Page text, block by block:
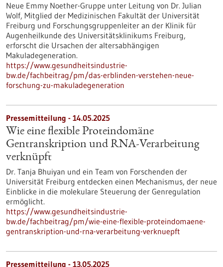
Neue Emmy Noether-Gruppe unter Leitung von Dr. Julian
Wolf, Mitglied der Medizinischen Fakultät der Universität
Freiburg und Forschungsgruppenleiter an der Klinik für
Augenheilkunde des Universitätsklinikums Freiburg,
erforscht die Ursachen der altersabhängigen
Makuladegeneration.
https://www.gesundheitsindustrie-
bw.de/fachbeitrag/pm/das-erblinden-verstehen-neue-
forschung-zu-makuladegeneration
Pressemitteilung - 14.05.2025
Wie eine flexible Proteindomäne
Gentranskription und RNA-Verarbeitung
verknüpft
Dr. Tanja Bhuiyan und ein Team von Forschenden der
Universität Freiburg entdecken einen Mechanismus, der neue
Einblicke in die molekulare Steuerung der Genregulation
ermöglicht.
https://www.gesundheitsindustrie-
bw.de/fachbeitrag/pm/wie-eine-flexible-proteindomaene-
gentranskription-und-rna-verarbeitung-verknuepft
Pressemitteilung - 13.05.2025